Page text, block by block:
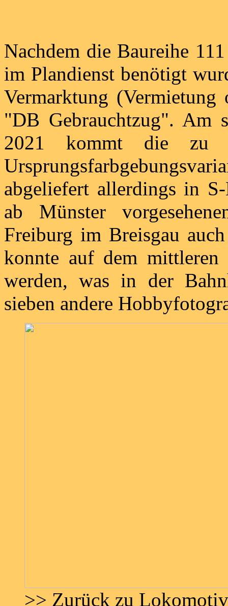
Nachdem die Baureihe
im Plandienst benötigt
Vermarktung (Vermietung
"DB Gebrauchtzug". Am
2021 kommt die zu
abgeliefert allerdings in
ab Münster
Freiburg im Breisgau
konnte auf dem mittleren
werden, was in der
sieben andere
>> Zurück zu